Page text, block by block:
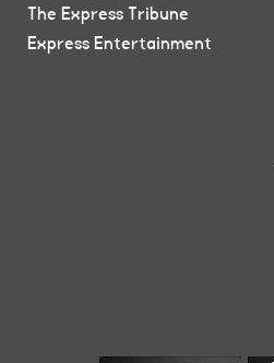
The Express Tribune
Express Entertainment